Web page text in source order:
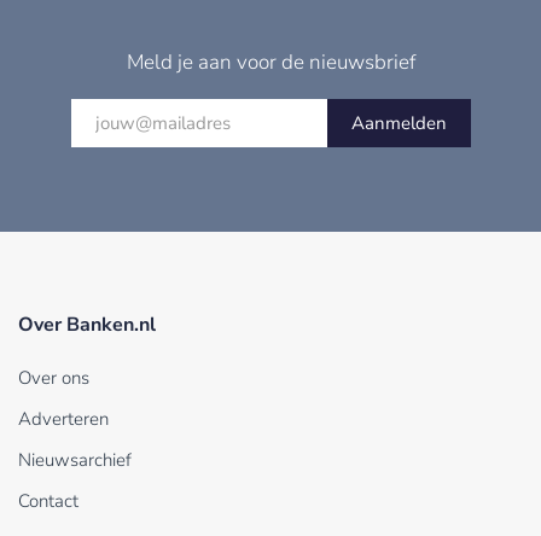
Meld je aan voor de nieuwsbrief
Aanmelden
Over Banken.nl
Over ons
Adverteren
Nieuwsarchief
Contact